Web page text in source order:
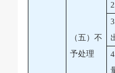
（五）不
予处理